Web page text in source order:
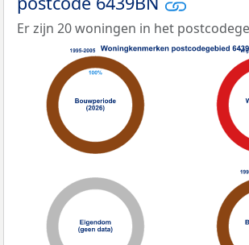
Er zijn 20 woningen in het